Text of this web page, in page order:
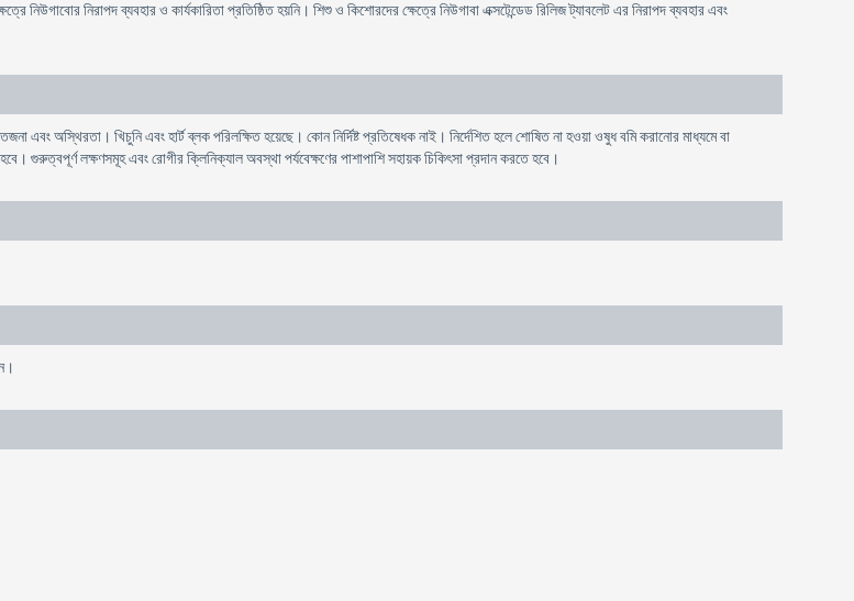
নিউগাবাের নিরাপদ ব্যবহার ও কার্যকারিতা প্রতিষ্ঠিত হয়নি। শিশু ও কিশোরদের ক্ষেত্রে নিউগাবা এক্সটেন্ডেড রিলিজ ট্যাবলেট এর নিরাপদ ব্যবহার এবং
এবং অস্থিরতা। খিচুনি এবং হার্ট ব্লক পরিলক্ষিত হয়েছে। কোন নির্দিষ্ট প্রতিষেধক নাই। নির্দেশিত হলে শোষিত না হওয়া ওষুধ বমি করানোর মাধ্যমে বা
গুরুত্বপূর্ণ লক্ষণসমূহ এবং রোগীর ক্লিনিক্যাল অবস্থা পর্যবেক্ষণের পাশাপাশি সহায়ক চিকিৎসা প্রদান করতে হবে।